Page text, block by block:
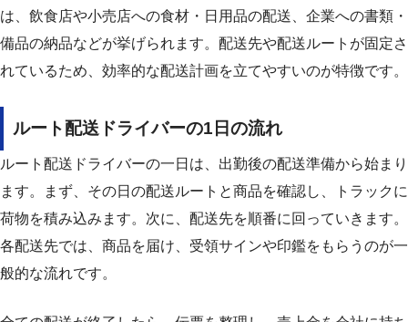
は、飲食店や小売店への食材・日用品の配送、企業への書類・
備品の納品などが挙げられます。 配送先や配送ルートが固定さ
れているため、効率的な配送計画を立てやすいのが特徴です。
ルート配送ドライバーの1日の流れ
ルート配送ドライバーの一日は、出勤後の配送準備から始まり
ます。
まず、その日の配送ルートと商品を確認し、トラックに
荷物を積み込みます。 次に、配送先を順番に回っていきます。
各配送先では、商品を届け、受領サインや印鑑をもらうのが一
般的な流れです。